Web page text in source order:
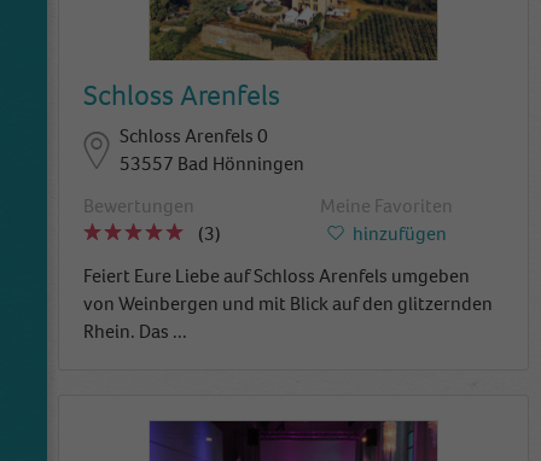
Schloss Arenfels
Schloss Arenfels 0
53557 Bad Hönningen
Bewertungen
(3)
Meine Favoriten
hinzufügen
Feiert Eure Liebe auf Schloss Arenfels umgeben
von Weinbergen und mit Blick auf den glitzernden
Rhein. Das ...